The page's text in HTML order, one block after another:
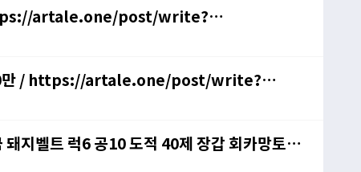
artale.one/post/write?
만 / https://artale.one/post/write?
지벨트 럭6 공10 도적 40제 장갑 회카망토